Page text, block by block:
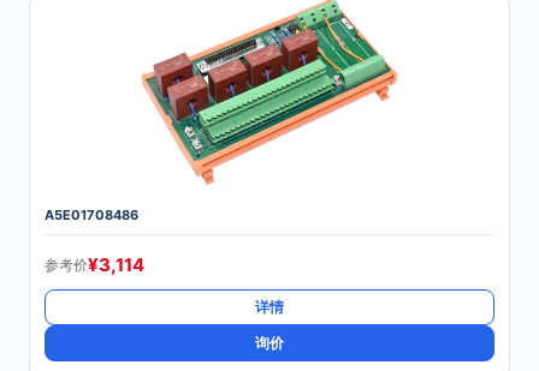
A5E01708486
参考价¥3,114
详情
询价